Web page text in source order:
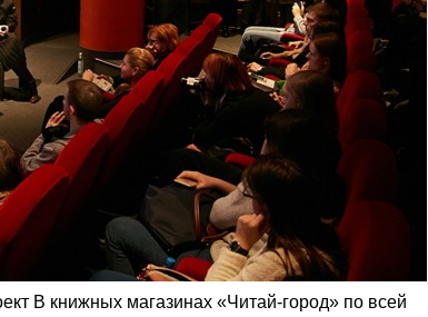
В книжных магазинах «Читай-город» по всей